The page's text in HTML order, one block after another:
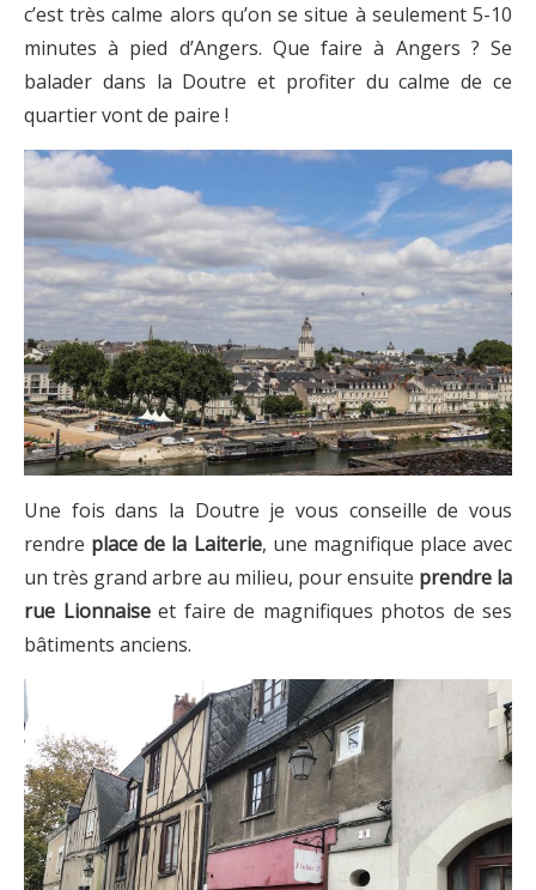
c’est très calme alors qu’on se situe à seulement 5-10
minutes à pied d’Angers. Que faire à Angers ? Se
balader dans la Doutre et profiter du calme de ce
quartier vont de paire !
Une fois dans la Doutre je vous conseille de vous
rendre place de la Laiterie, une magnifique place avec
un très grand arbre au milieu, pour ensuite prendre la
rue Lionnaiseet faire de magnifiques photos de ses
bâtiments anciens.